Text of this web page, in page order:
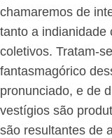
chamaremos de
tanto a indianidade
coletivos. Tratam-
fantasmagórico
pronunciado, e de
vestígios são
são resultantes de